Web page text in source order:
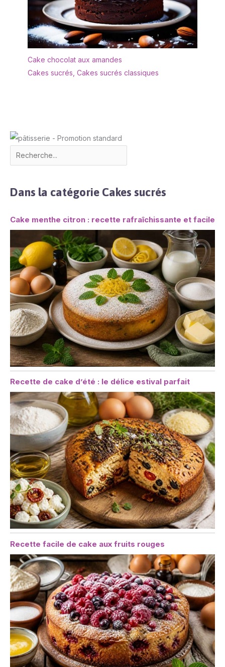
Cake chocolat aux amandes
Cakes sucrés Cakes sucrés classiques
Dans la catégorie Cakes sucrés
Cake menthe citron : recette rafraîchissante et facile
Recette de cake d’été : le délice estival parfait
Recette facile de cake aux fruits rouges